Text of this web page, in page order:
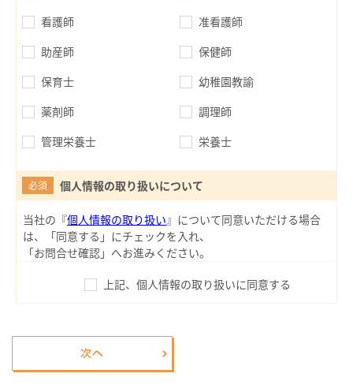
看護師
准看護師
助産師
保健師
保育士
幼稚園教諭
薬剤師
調理師
管理栄養士
栄養士
必須 個人情報の取り扱いについて
当社の『個人情報の取り扱い』について同意いただける場合
は、「同意する」にチェックを入れ、
「お問合せ確認」へお進みください。
上記、個人情報の取り扱いに同意する